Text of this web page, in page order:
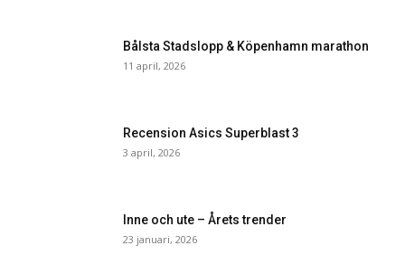
Bålsta Stadslopp & Köpenhamn marathon
11 april, 2026
Recension Asics Superblast 3
3 april, 2026
Inne och ute – Årets trender
23 januari, 2026